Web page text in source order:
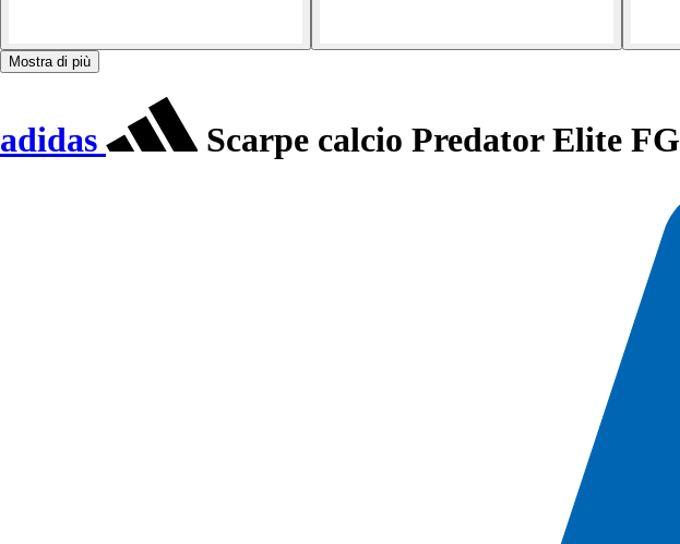
Mostra di più
adidas Scarpe calcio Predator Elite FG